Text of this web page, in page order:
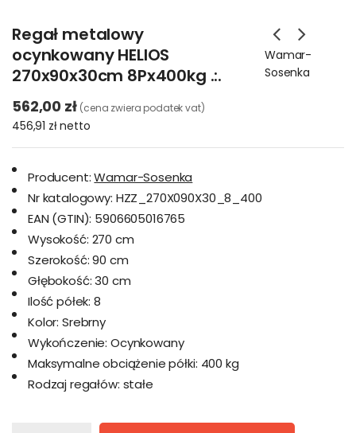
Regał metalowy
ocynkowany HELIOS
270x90x30cm 8Px400kg .:.
Wamar-
Sosenka
562,00 zł (cena zwiera podatek vat)
456,91 złnetto
Producent: Wamar-Sosenka
Nr katalogowy: HZZ_270X090X30_8_400
EAN (GTIN): 5906605016765
Wysokość: 270 cm
Szerokość: 90 cm
Głębokość: 30 cm
Ilość półek: 8
Kolor: Srebrny
Wykończenie: Ocynkowany
Maksymalne obciążenie półki: 400 kg
Rodzaj regałów: stałe